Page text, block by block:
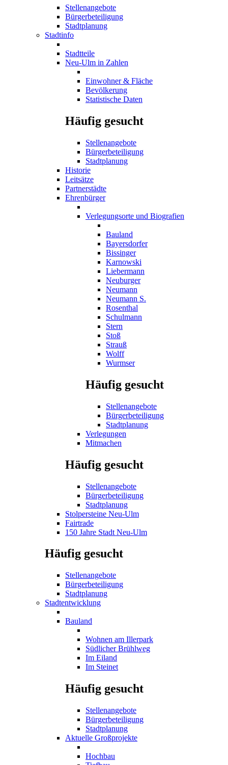
Stellenangebote
Bürgerbeteiligung
Stadtplanung
Stadtinfo
Stadtteile
Neu-Ulm in Zahlen
Einwohner & Fläche
Bevölkerung
Statistische Daten
Häufig gesucht
Stellenangebote
Bürgerbeteiligung
Stadtplanung
Historie
Leitsätze
Partnerstädte
Ehrenbürger
Verlegungsorte und Biografien
Bauland
Bayersdorfer
Bissinger
Karnowski
Liebermann
Neuburger
Neumann
Neumann S.
Rosenthal
Schulmann
Stern
Stoß
Strauß
Wolff
Wurmser
Häufig gesucht
Stellenangebote
Bürgerbeteiligung
Stadtplanung
Verlegungen
Mitmachen
Häufig gesucht
Stellenangebote
Bürgerbeteiligung
Stadtplanung
Stolpersteine Neu-Ulm
Fairtrade
150 Jahre Stadt Neu-Ulm
Häufig gesucht
Stellenangebote
Bürgerbeteiligung
Stadtplanung
Stadtentwicklung
Bauland
Wohnen am Illerpark
Südlicher Brühlweg
Im Eiland
Im Steinet
Häufig gesucht
Stellenangebote
Bürgerbeteiligung
Stadtplanung
Aktuelle Großprojekte
Hochbau